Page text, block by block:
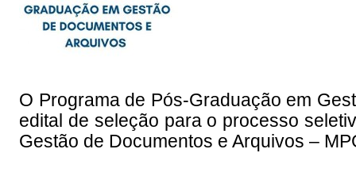
O Programa de Pós-Graduação em
edital de seleção para o processo
Gestão de Documentos e Arquivos –